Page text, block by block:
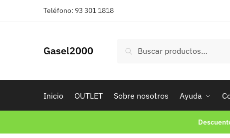
Teléfono: 93 301 1818
Gasel2000
por:
Buscar
Inicio OUTLET Sobre nosotros Ayuda